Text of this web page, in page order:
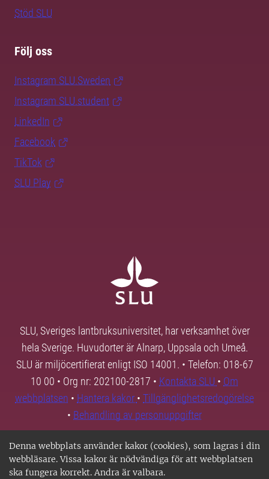
Denna webbplats använder kakor (cookies), som lagras i din
webbläsare. Vissa kakor är nödvändiga för att webbplatsen
ska fungera korrekt. Andra är valbara.
Stöd SLU
Följ oss
Instagram SLU.Sweden
Instagram SLU.student
LinkedIn
Facebook
TikTok
SLU Play
SLU, Sveriges lantbruksuniversitet, har verksamhet över
hela Sverige. Huvudorter är Alnarp, Uppsala och Umeå.
SLU är miljöcertifierat enligt ISO 14001. • Telefon: 018-67
10 00 • Org nr: 202100-2817 • Kontakta SLU • Om
webbplatsen • Hantera kakor • Tillgänglighetsredogörelse
• Behandling av personuppgifter